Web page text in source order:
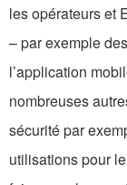
les opérateurs et
– par exemple
l’application
nombreuses
sécurité par
utilisations pour